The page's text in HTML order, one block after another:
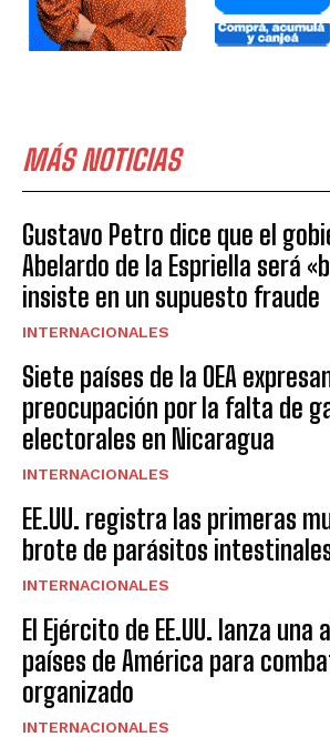
MÁS NOTICIAS
Gustavo Petro dice que el
Abelardo de la Espriella será
insiste en un supuesto fraude
INTERNACIONALES
Siete países de la OEA
preocupación por la falta de
electorales en Nicaragua
INTERNACIONALES
EE.UU. registra las primeras
brote de parásitos
INTERNACIONALES
El Ejército de EE.UU. lanza una
países de América para
organizado
INTERNACIONALES